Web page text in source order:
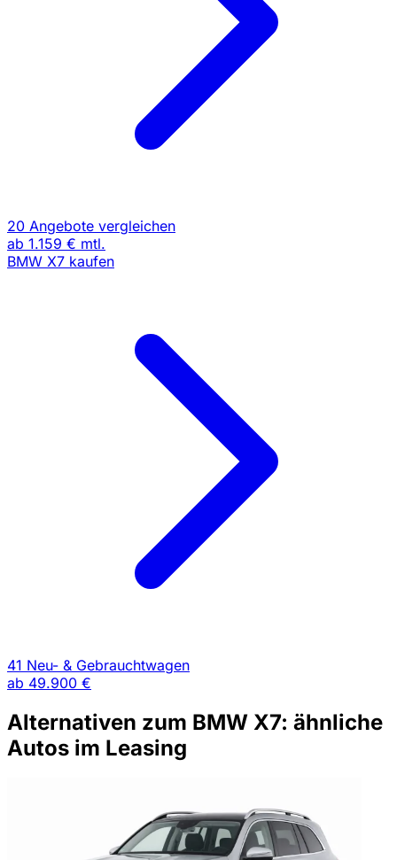
20 Angebote vergleichen
ab 1.159 € mtl.
BMW X7 kaufen
41 Neu- & Gebrauchtwagen
ab 49.900 €
Alternativen zum BMW X7: ähnliche
Autos im Leasing